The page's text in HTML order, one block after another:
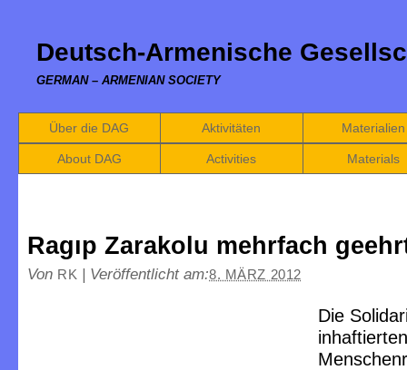
Deutsch-Armenische
GERMAN – ARMENIAN SOCIETY
Über die DAG Aktivitäten Materialien
About DAG Activities Materials
Ragıp Zarakolu mehrfach
Von RK | Veröffentlicht am:8. MÄRZ 2012
Die
inhaftierten